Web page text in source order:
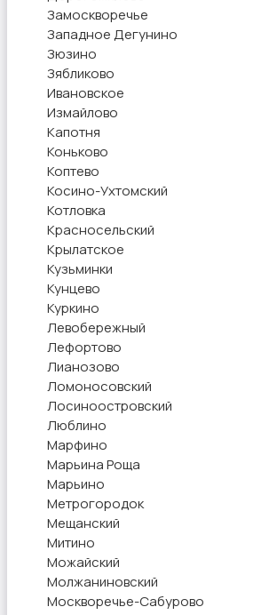
Замоскворечье
Западное Дегунино
Зюзино
Зябликово
Ивановское
Измайлово
Капотня
Коньково
Коптево
Косино-Ухтомский
Котловка
Красносельский
Крылатское
Кузьминки
Кунцево
Куркино
Левобережный
Лефортово
Лианозово
Ломоносовский
Лосиноостровский
Люблино
Марфино
Марьина Роща
Марьино
Метрогородок
Мещанский
Митино
Можайский
Молжаниновский
Москворечье-Сабурово